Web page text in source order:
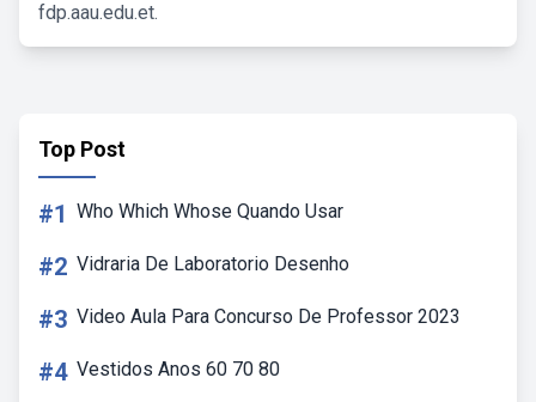
fdp.aau.edu.et.
Top Post
#1 Who Which Whose Quando Usar
#2 Vidraria De Laboratorio Desenho
#3 Video Aula Para Concurso De Professor 2023
#4 Vestidos Anos 60 70 80